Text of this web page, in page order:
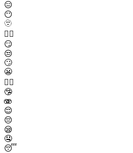
😑
😶
🫥
😶‍🌫️
😏
😒
🙄
😬
😮‍💨
🤥
🫨
😌
😔
😪
🤤
😴